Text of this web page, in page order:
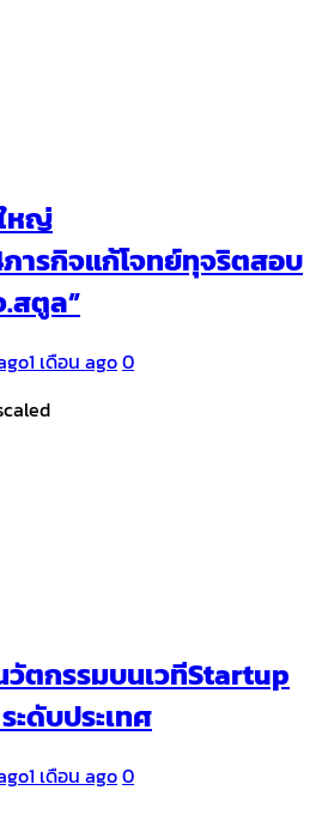
หญ่
ารกิจแก้โจทย์ทุจริตสอบ
สตูล”
1 เดือน ago0
วัตกรรมบนเวทีStartup
ดับประเทศ
1 เดือน ago0